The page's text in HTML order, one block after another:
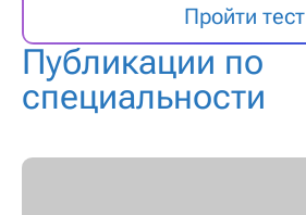
Пройти тест
Публикации по
специальности